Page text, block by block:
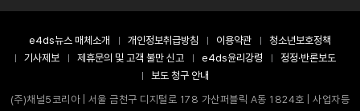
e4ds뉴스 매체소개 개인정보취급방침 이용약관
청소년보호정책
기사제보
제휴문의 및 고객 불만 신고 e4ds윤리강령
정정·반론보도
보도 청구 안내
(주)채널5코리아 | 서울 금천구 디지털로 178 가산퍼블릭 A동 1824호 | 사업자등